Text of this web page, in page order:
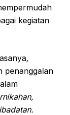
kegiatan
penanggalan